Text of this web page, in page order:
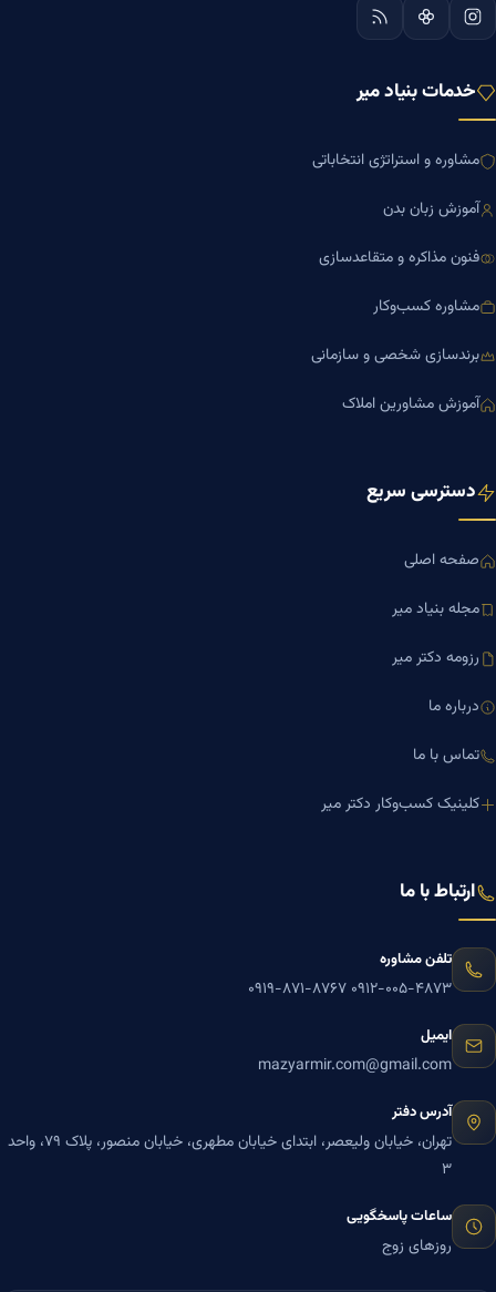
خدمات بنیاد میر
مشاوره و استراتژی انتخاباتی
آموزش زبان بدن
فنون مذاکره و متقاعدسازی
مشاوره کسب‌وکار
برندسازی شخصی و سازمانی
آموزش مشاورین املاک
دسترسی سریع
صفحه اصلی
مجله بنیاد میر
رزومه دکتر میر
درباره ما
تماس با ما
کلینیک کسب‌وکار دکتر میر
ارتباط با ما
تلفن مشاوره
۰۹۱۲-۰۰۵-۴۸۷۳ ۰۹۱۹-۸۷۱-۸۷۶۷
ایمیل
mazyarmir.com@gmail.com
آدرس دفتر
تهران، خیابان ولیعصر، ابتدای خیابان مطهری، خیابان منصور، پلاک ۷۹، واحد
۳
ساعات پاسخگویی
روزهای زوج